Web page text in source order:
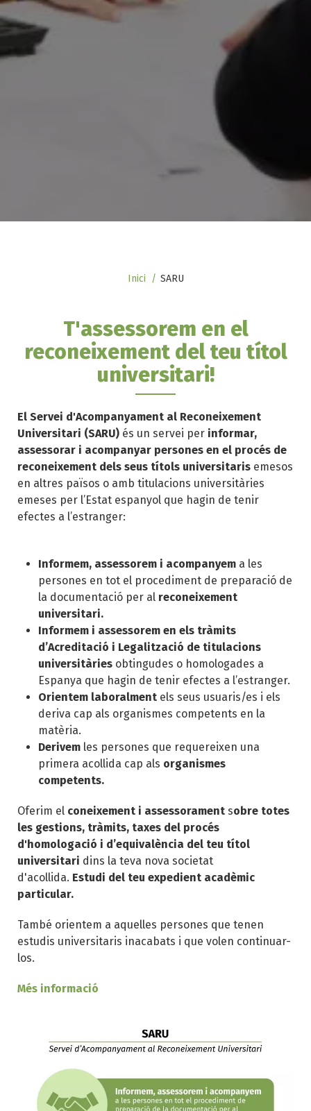
Inici SARU
T'assessorem en el
reconeixement del teu títol
universitari!
El Servei d'Acompanyament al Reconeixement
Universitari (SARU) és un servei per informar,
assessorar i acompanyar persones en el procés de
reconeixement dels seus títols universitaris emesos
en altres països o amb titulacions universitàries
emeses per l’Estat espanyol que hagin de tenir
efectes a l’estranger:
Informem, assessorem i acompanyem a les
persones en tot el procediment de preparació de
la documentació per al reconeixement
universitari.
Informem i assessorem en els tràmits
d’Acreditació i Legalització de titulacions
universitàries obtingudes o homologades a
Espanya que hagin de tenir efectes a l’estranger.
Orientem laboralment els seus usuaris/es i els
deriva cap als organismes competents en la
matèria.
Derivem les persones que requereixen una
primera acollida cap als organismes
competents.
Oferim el coneixement i assessorament sobre totes
les gestions, tràmits, taxes del procés
d'homologació i d’equivalència del teu títol
universitari dins la teva nova societat
d'acollida. Estudi del teu expedient acadèmic
particular.
També orientem a aquelles persones que tenen
estudis universitaris inacabats i que volen continuar-
los.
Més informació